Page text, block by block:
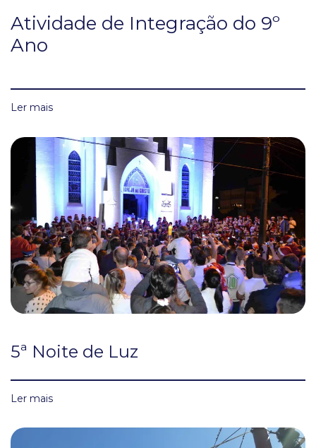
Atividade de Integração do 9º
Ano
Ler mais
5ª Noite de Luz
Ler mais